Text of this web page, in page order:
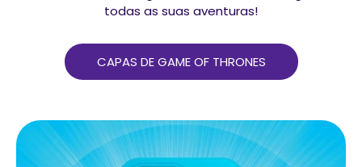
todas as suas aventuras!
CAPAS DE GAME OF THRONES